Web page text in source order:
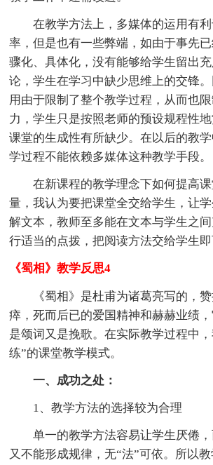
在教学方法上，多媒体的运用有
率，但是也有一些弊端，如由于事先
骤化、具体化，没有能够给学生留出
论，学生在学习中缺少思维上的交锋
用由于限制了整个教学过程，从而也
力，学生只是按照老师的预设规程性
课堂的生成性有所缺少。在以后的教
学过程不能依赖多媒体这种教学手段。
在新课程的教学理念下如何提高
量，我认为要把课堂全交给学生，让
解文本，教师至多能在文本与学生之
行适当的点拨，把阅读方法交给学生即
《蜀相》教学反思4
《蜀相》是杜甫为诸葛亮写的，
瘁，死而后已的爱国精神和赫赫业绩
是颂词又是挽歌。在实际教学过程中
练”的课堂教学模式。
一、成功之处：
1、教学方法的选择较为合理
单一的教学方法容易让学生厌倦
又不能形成规律，无“法”可依。所以